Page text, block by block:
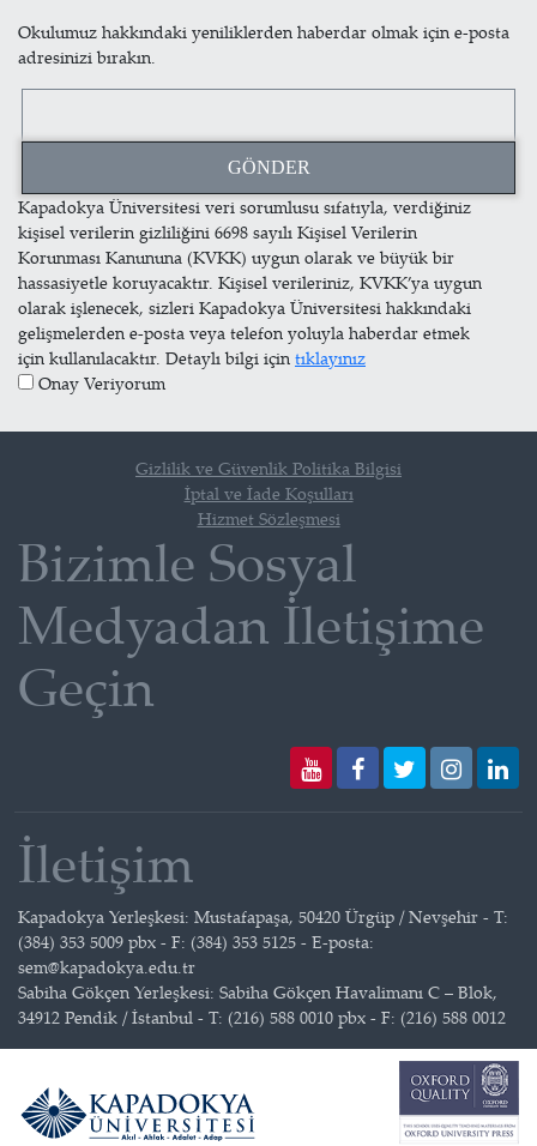
Okulumuz hakkındaki yeniliklerden haberdar olmak için e-posta
adresinizi bırakın.
Kapadokya Üniversitesi veri sorumlusu sıfatıyla, verdiğiniz
kişisel verilerin gizliliğini 6698 sayılı Kişisel Verilerin
Korunması Kanununa (KVKK) uygun olarak ve büyük bir
hassasiyetle koruyacaktır. Kişisel verileriniz, KVKK’ya uygun
olarak işlenecek, sizleri Kapadokya Üniversitesi hakkındaki
gelişmelerden e-posta veya telefon yoluyla haberdar etmek
için kullanılacaktır. Detaylı bilgi için tıklayınız
Onay Veriyorum
Gizlilik ve Güvenlik Politika Bilgisi
İptal ve İade Koşulları
Hizmet Sözleşmesi
Bizimle Sosyal
Medyadan İletişime
Geçin
İletişim
Kapadokya Yerleşkesi: Mustafapaşa, 50420 Ürgüp / Nevşehir - T:
(384) 353 5009 pbx - F: (384) 353 5125 - E-posta:
sem@kapadokya.edu.tr
Sabiha Gökçen Yerleşkesi: Sabiha Gökçen Havalimanı C – Blok,
34912 Pendik / İstanbul - T: (216) 588 0010 pbx - F: (216) 588 0012